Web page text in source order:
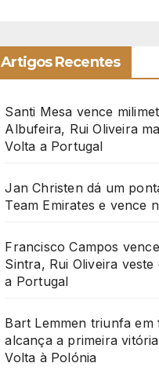
Artigos Recentes
Santi Mesa vence
Albufeira, Rui Oliveira
Volta a Portugal
Jan Christen dá um
Team Emirates e vence
Francisco Campos
Sintra, Rui Oliveira
a Portugal
Bart Lemmen triunfa em
alcança a primeira
Volta à Polónia